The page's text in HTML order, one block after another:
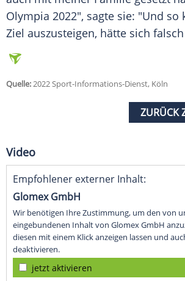
Olympia 2022", sagte sie: "Und so
Ziel auszusteigen, hätte sich
Quelle:2022 Sport-Informations-Dienst, Köln
ZURÜCK
Video
Empfohlener externer Inhalt:
Glomex GmbH
Wir benötigen Ihre Zustimmung, um den von
eingebundenen Inhalt von Glomex GmbH
diesen mit einem Klick anzeigen lassen und
deaktivieren.
jetzt aktivieren